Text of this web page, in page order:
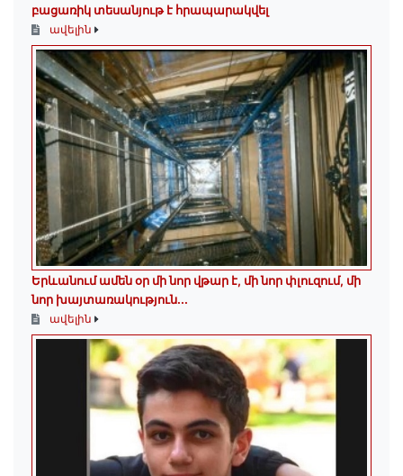
բացառիկ տեսանյութ է հրապարակվել
ավելին
Երևանում ամեն օր մի նոր վթար է, մի նոր փլուզում, մի
նոր խայտառակություն...
ավելին